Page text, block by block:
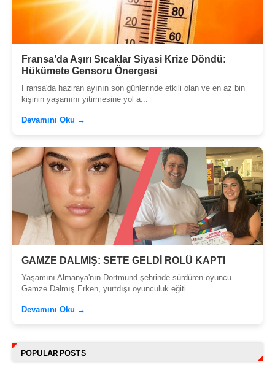
Fransa’da Aşırı Sıcaklar Siyasi Krize Döndü:
Hükümete Gensoru Önergesi
Fransa'da haziran ayının son günlerinde etkili olan ve en az bin
kişinin yaşamını yitirmesine yol a...
Devamını Oku →
GAMZE DALMIŞ: SETE GELDİ ROLÜ KAPTI
Yaşamını Almanya'nın Dortmund şehrinde sürdüren oyuncu
Gamze Dalmış Erken, yurtdışı oyunculuk eğiti...
Devamını Oku →
POPULAR POSTS